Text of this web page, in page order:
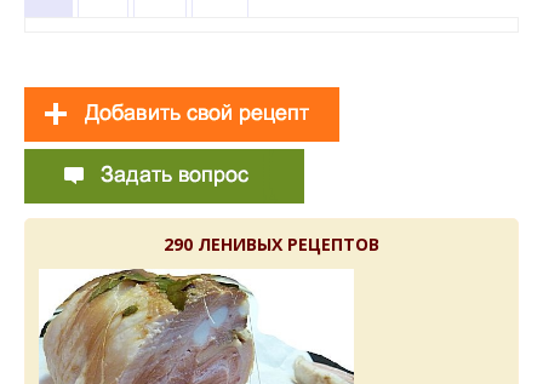
290 ЛЕНИВЫХ РЕЦЕПТОВ